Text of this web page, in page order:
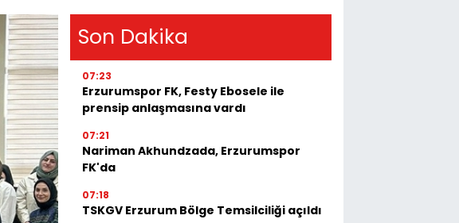
Son Dakika
07:23
Erzurumspor FK, Festy Ebosele ile
prensip anlaşmasına vardı
07:21
Nariman Akhundzada, Erzurumspor
FK'da
07:18
TSKGV Erzurum Bölge Temsilciliği açıldı